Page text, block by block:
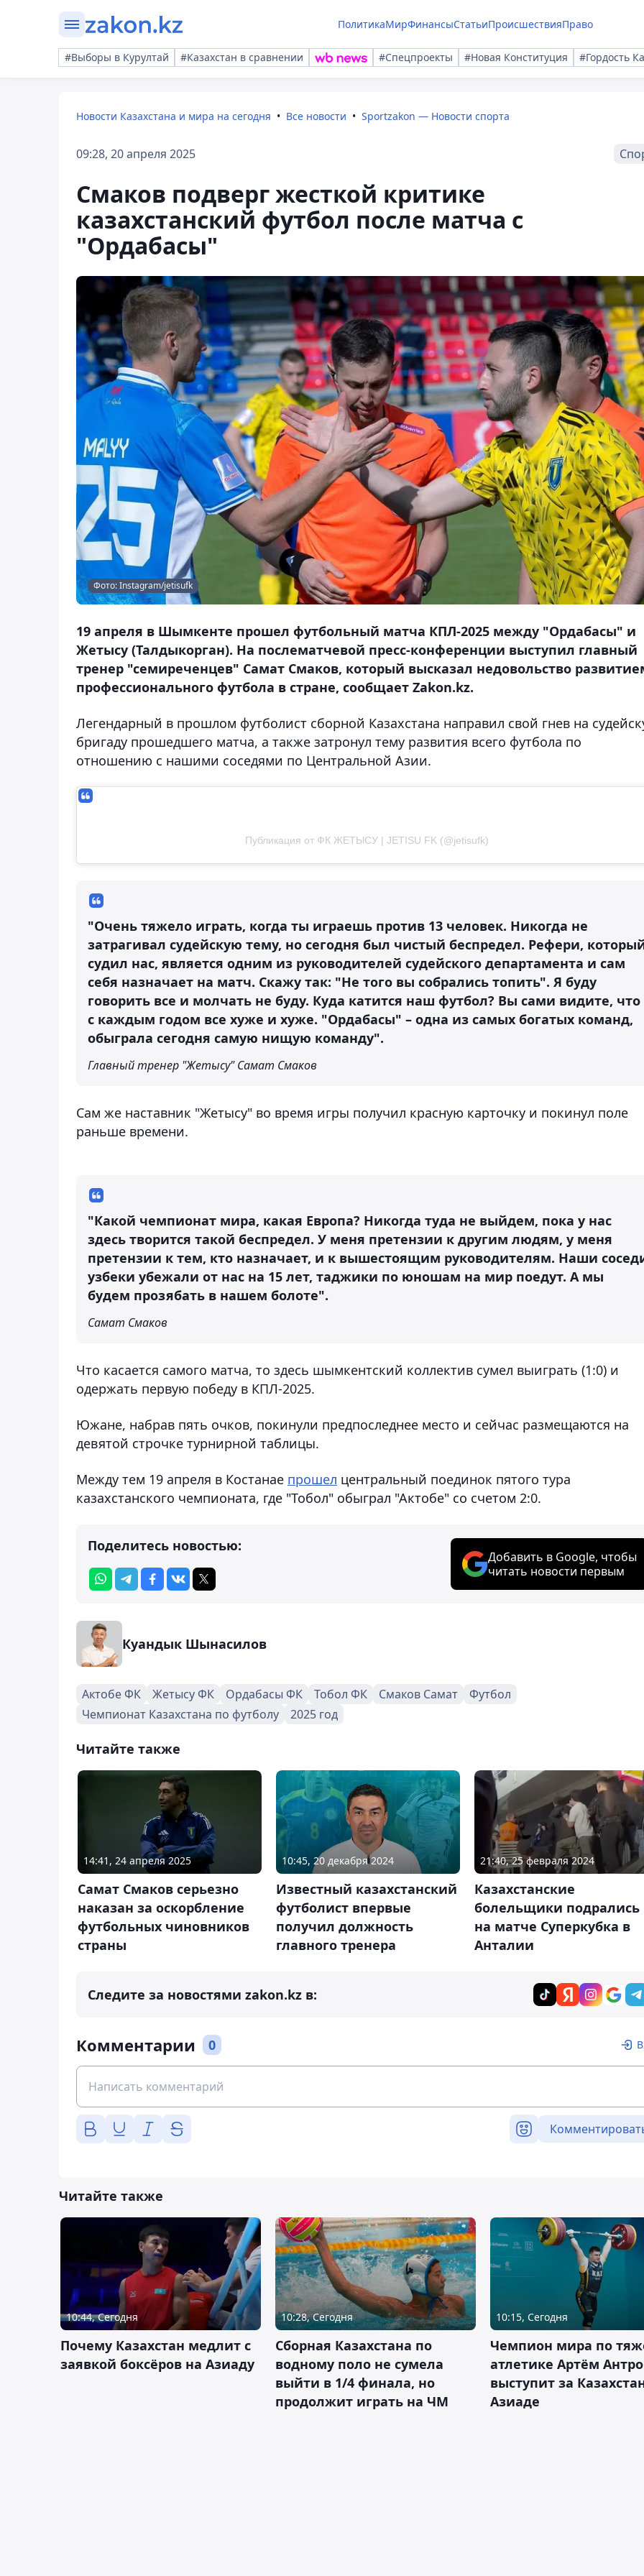
ПолитикаМирФинансыСтатьиПроисшествияПраво
#Выборы в Курултай #Казахстан в сравнении #Спецпроекты #Новая Конституция #Гордость
Новости Казахстана и мира на сегодня Все новости Sportzakon — Новости спорта
09:28, 20 апреля 2025
Смаков подверг жесткой критике
казахстанский футбол после матча с
"Ордабасы"
Фото: Instagram/jetisufk
19 апреля в Шымкенте прошел футбольный матча КПЛ-2025 между "Ордабасы" и
Жетысу (Талдыкорган). На послематчевой пресс-конференции выступил главный
тренер "семиреченцев" Самат Смаков, который высказал недовольство
профессионального футбола в стране, сообщает Zakon.kz.
Легендарный в прошлом футболист сборной Казахстана направил свой гнев на
бригаду прошедшего матча, а также затронул тему развития всего футбола по
отношению с нашими соседями по Центральной Азии.
Публикация от ФК ЖЕТЫСУ | JETISU FK (@jetisufk)
"Очень тяжело играть, когда ты играешь против 13 человек. Никогда не
затрагивал судейскую тему, но сегодня был чистый беспредел. Рефери,
судил нас, является одним из руководителей судейского департамента и сам
себя назначает на матч. Скажу так: "Не того вы собрались топить". Я буду
говорить все и молчать не буду. Куда катится наш футбол? Вы сами видите, что
с каждым годом все хуже и хуже. "Ордабасы" – одна из самых богатых команд,
обыграла сегодня самую нищую команду".
Главный тренер "Жетысу" Самат Смаков
Сам же наставник "Жетысу" во время игры получил красную карточку и покинул поле
раньше времени.
"Какой чемпионат мира, какая Европа? Никогда туда не выйдем, пока у нас
здесь творится такой беспредел. У меня претензии к другим людям, у меня
претензии к тем, кто назначает, и к вышестоящим руководителям. Наши
узбеки убежали от нас на 15 лет, таджики по юношам на мир поедут. А мы
будем прозябать в нашем болоте".
Самат Смаков
Что касается самого матча, то здесь шымкентский коллектив сумел выиграть (1:0) и
одержать первую победу в КПЛ-2025.
Южане, набрав пять очков, покинули предпоследнее место и сейчас размещаются на
девятой строчке турнирной таблицы.
Между тем 19 апреля в Костанае прошел центральный поединок пятого тура
казахстанского чемпионата, где "Тобол" обыграл "Актобе" со счетом 2:0.
Поделитесь новостью:
Добавить в Google, чтобы
читать новости первым
Куандык Шынасилов
Актобе ФК Жетысу ФК Ордабасы ФК Тобол ФК Смаков Самат
Футбол
Чемпионат Казахстана по футболу
2025 год
Читайте также
14:41, 24 апреля 2025
Самат Смаков серьезно
наказан за оскорбление
футбольных чиновников
страны
10:45, 20 декабря 2024
Известный казахстанский
футболист впервые
получил должность
главного тренера
21:40, 25 февраля 2024
Казахстанские
болельщики подрались
на матче Суперкубка в
Анталии
Следите за новостями zakon.kz в:
Комментарии 0
Читайте также
10:44, Сегодня
Почему Казахстан медлит с
заявкой боксёров на Азиаду
10:28, Сегодня
Сборная Казахстана по
водному поло не сумела
выйти в 1/4 финала, но
продолжит играть на ЧМ
10:15, Сегодня
Чемпион мира по
атлетике Артём
выступит за
Азиаде